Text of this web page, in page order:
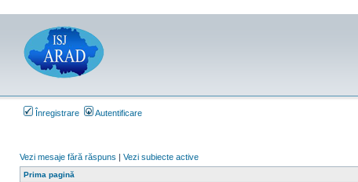
Înregistrare Autentificare
Vezi mesaje fără răspuns | Vezi subiecte active
Prima pagină